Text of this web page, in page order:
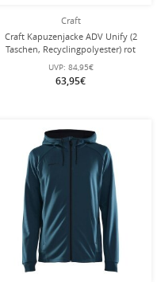
Craft
Craft Kapuzenjacke ADV Unify (2
Taschen, Recyclingpolyester) rot
Herren
UVP: 84,95€
63,95€